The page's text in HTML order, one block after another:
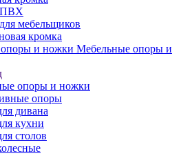
ПВХ
мебельщиков
кромка
Мебельные опоры и
опоры и ножки
опоры
дивана
кухни
столов